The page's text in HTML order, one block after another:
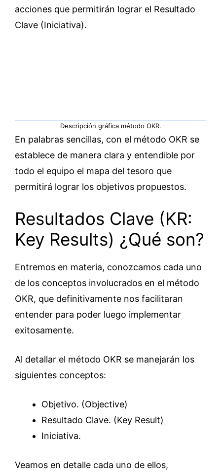
acciones que permitirán lograr el Resultado
Clave (Iniciativa).
Descripción gráfica método OKR.
En palabras sencillas, con el método OKR se
establece de manera clara y entendible por
todo el equipo el mapa del tesoro que
permitirá lograr los objetivos propuestos.
Resultados Clave (KR:
Key Results) ¿Qué son?
Entremos en materia, conozcamos cada uno
de los conceptos involucrados en el método
OKR, que definitivamente nos facilitaran
entender para poder luego implementar
exitosamente.
Al detallar el método OKR se manejarán los
siguientes conceptos:
Objetivo. (Objective)
Resultado Clave. (Key Result)
Iniciativa.
Veamos en detalle cada uno de ellos,